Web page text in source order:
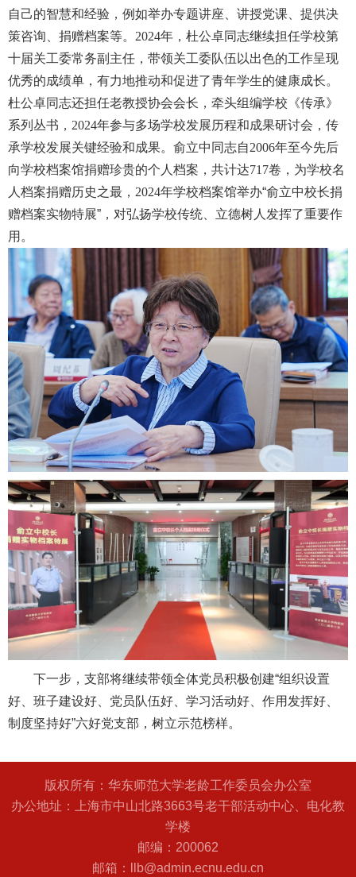
自己的智慧和经验，例如举办专题讲座、讲授党课、提供决
策咨询、捐赠档案等。 2024年，杜公卓同志继续担任学校第
十届关工委常务副主任，带领关工委队伍以出色的工作呈现
优秀的成绩单，有力地推动和促进了青年学生的健康成长。
杜公卓同志还担任老教授协会会长，牵头组编学校《传承》
系列丛书， 2024年参与多场学校发展历程和成果研讨会，传
承学校发展关键经验和成果。俞立中同志自2006年至今先后
向学校档案馆捐赠珍贵的个人档案，共计达717卷，为学校名
人档案捐赠历史之最， 2024年学校档案馆举办“俞立中校长捐
赠档案实物特展”，对弘扬学校传统、立德树人发挥了重要作
用。
下一步，支部将继续带领全体党员积极创建“组织设置
好、班子建设好、党员队伍好、学习活动好、作用发挥好、
制度坚持好”六好党支部，树立示范榜样。
版权所有：华东师范大学老龄工作委员会办公室
办公地址：上海市中山北路3663号老干部活动中心、电化教
学楼
邮编：200062
邮箱：llb@admin.ecnu.edu.cn